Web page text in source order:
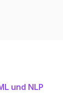
und NLP